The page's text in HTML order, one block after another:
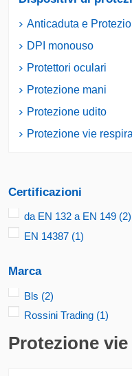
Protezione
Anticaduta e
DPI monouso
Protettori oculari
Protezione mani
Protezione udito
Protezione vie
Certificazioni
da EN 132 a EN 149 (2)
EN 14387 (1)
Marca
Bls (2)
Rossini Trading (1)